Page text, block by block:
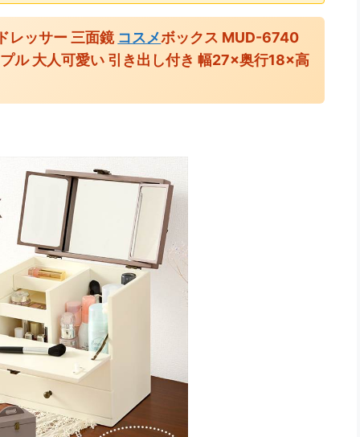
レッサー 三面鏡 コスメボックス MUD-6740
ル 大人可愛い 引き出し付き 幅27×奥行18×高